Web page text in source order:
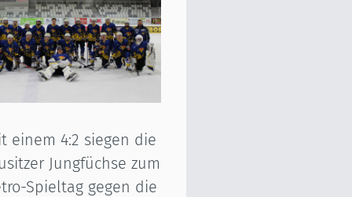
einem 4:2 siegen die
Jungfüchse zum
Spieltag gegen die